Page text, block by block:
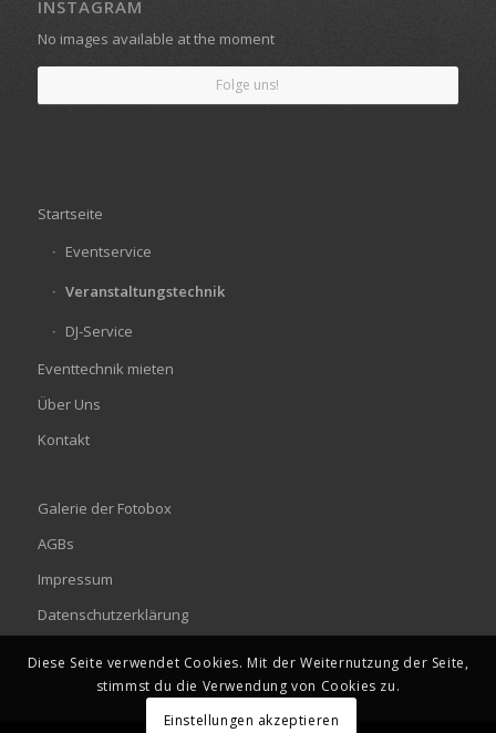
INSTAGRAM
No images available at the moment
Folge uns!
Startseite
Eventservice
Veranstaltungstechnik
DJ-Service
Eventtechnik mieten
Über Uns
Kontakt
Galerie der Fotobox
AGBs
Impressum
Datenschutzerklärung
Diese Seite verwendet Cookies. Mit der Weiternutzung der Seite,
stimmst du die Verwendung von Cookies zu.
Einstellungen akzeptieren